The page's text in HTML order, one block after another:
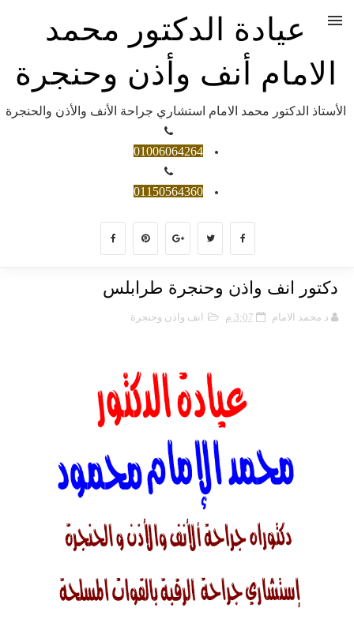
عيادة الدكتور محمد
الامام أنف وأذن وحنجرة
الأستاذ الدكتور محمد الامام استشاري جراحة الأنف والأذن والحنجرة
01006064264
01150564360
دكتور انف واذن وحنجرة طرابلس
د محمد الامام 3:07 م انف واذن وحنجرة